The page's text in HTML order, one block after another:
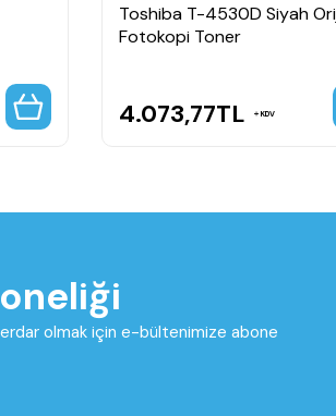
Toshiba T-4530D Siyah
Fotokopi Toner
4.073,77TL KDV
olmak için e-bültenimize abone